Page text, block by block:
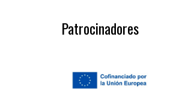
Patrocinadores